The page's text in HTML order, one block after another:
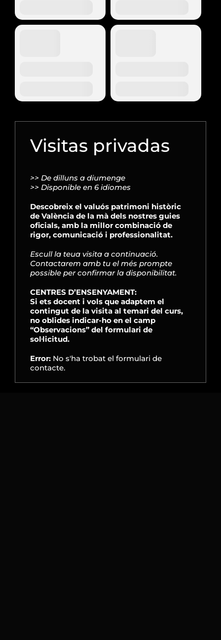
Visitas privadas
>> De dilluns a diumenge
>> Disponible en 6 idiomes
Descobreix el valuós patrimoni històric
de València de la mà dels nostres guies
oficials, amb la millor combinació de
rigor, comunicació i professionalitat.
Escullla teua visita a continuació.
Contactarem amb tu el més prompte
possible per confirmar la disponibilitat.
CENTRES D’ENSENYAMENT:
Si ets docent i vols que adaptem el
contingut de la visita al temari del curs,
no oblides indicar-ho en el camp
“Observacions” del formulari de
sol·licitud.
Error:No s'ha trobat el formulari de
contacte.